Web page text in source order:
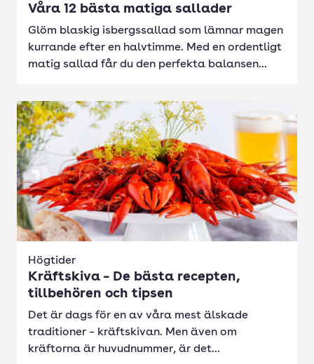
Våra 12 bästa matiga sallader
Glöm blaskig isbergssallad som lämnar magen
kurrande efter en halvtimme. Med en ordentligt
matig sallad får du den perfekta balansen...
Högtider
Kräftskiva – De bästa recepten,
tillbehören och tipsen
Det är dags för en av våra mest älskade
traditioner – kräftskivan. Men även om
kräftorna är huvudnummer, är det...